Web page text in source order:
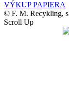
VÝKUP PAPIERA
© F. M. Recykling,
Scroll Up